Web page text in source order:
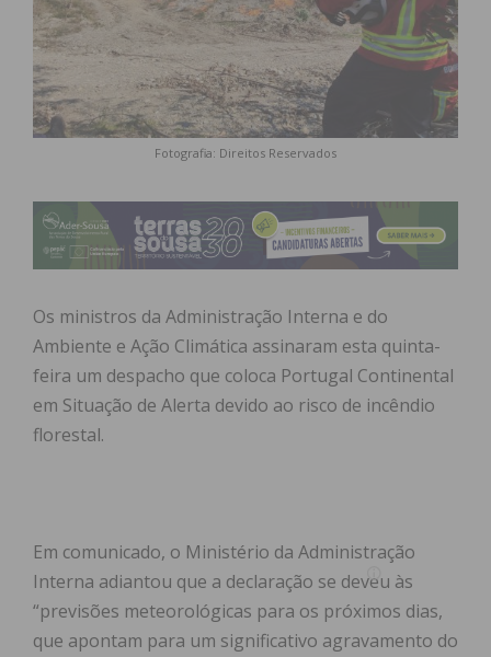
Fotografia: Direitos Reservados
Os ministros da Administração Interna e do
Ambiente e Ação Climática assinaram esta quinta-
feira um despacho que coloca Portugal Continental
em Situação de Alerta devido ao risco de incêndio
florestal.
Em comunicado, o Ministério da Administração
Interna adiantou que a declaração se deveu às
“previsões meteorológicas para os próximos dias,
que apontam para um significativo agravamento do